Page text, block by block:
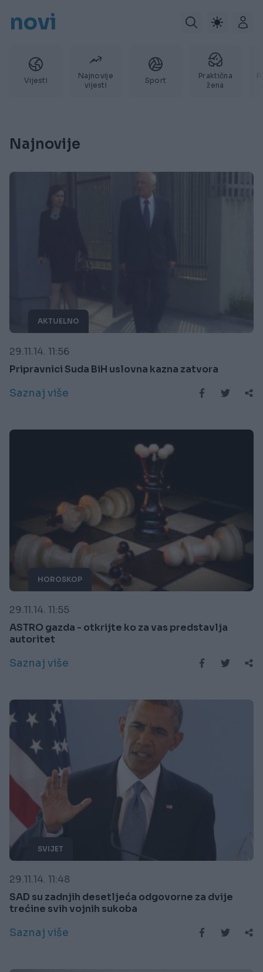
novi
Vijesti
Najnovije
vijesti
Sport
Praktična
žena
Najnovije
AKTUELNO
29.11.14. 11:56
Pripravnici Suda BiH uslovna kazna zatvora
Saznaj više
HOROSKOP
29.11.14. 11:55
ASTRO gazda - otkrijte ko za vas predstavlja
autoritet
Saznaj više
SVIJET
29.11.14. 11:48
SAD su zadnjih desetljeća odgovorne za dvije
trećine svih vojnih sukoba
Saznaj više